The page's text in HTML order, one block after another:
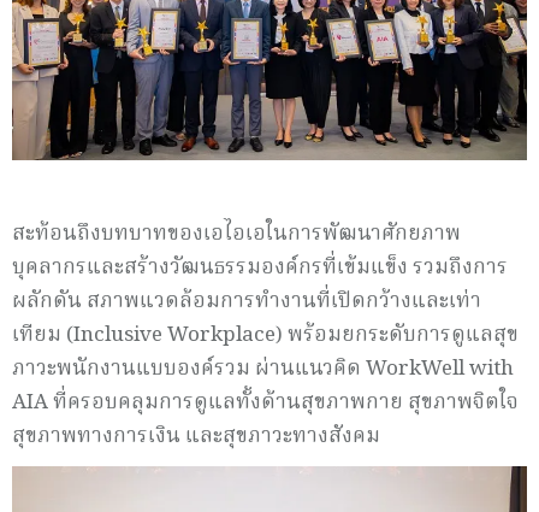
สะท้อนถึงบทบาทของเอไอเอในการพัฒนาศักยภาพ
บุคลากรและสร้างวัฒนธรรมองค์กรที่เข้มแข็ง รวมถึงการ
ผลักดัน สภาพแวดล้อมการทำงานที่เปิดกว้างและเท่า
เทียม (Inclusive Workplace) พร้อมยกระดับการดูแลสุข
ภาวะพนักงานแบบองค์รวม ผ่านแนวคิด WorkWell with
AIA ที่ครอบคลุมการดูแลทั้งด้านสุขภาพกาย สุขภาพจิตใจ
สุขภาพทางการเงิน และสุขภาวะทางสังคม